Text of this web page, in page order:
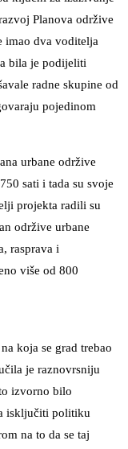
Planova održive
imao dva voditelja
bila je podijeliti
radne skupine od
pojedinom
urbane održive
sati i tada su svoje
projekta radili su
održive urbane
rasprava i
više od 800
koja se grad trebao
je raznovrsniju
izvorno bilo
isključiti politiku
na to da se taj